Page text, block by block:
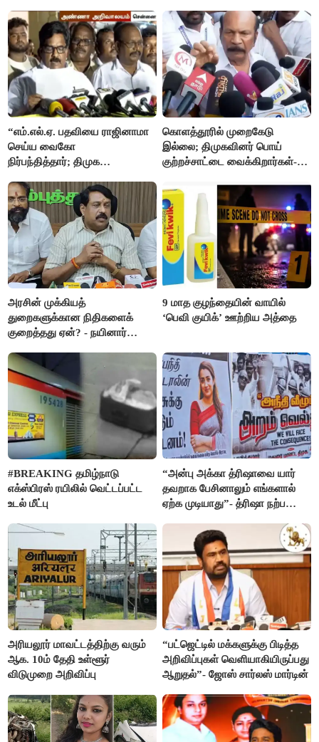
“எம்.எல்.ஏ. பதவியை ராஜினாமா
செய்ய வைகோ
நிர்பந்தித்தார்; திமுக
தொடர்கிறோம்”- மதிமுக
எம்.எல்.ஏக்கள் பரபரப்பு பேட்டி
கொளத்தூரில் முறைகேடு
இல்லை; திமுகவினர் பொய்
குற்றச்சாட்டை வைக்கிறார்கள்-
அரசின் முக்கியத்
துறைகளுக்கான நிதிகளைக்
குறைத்தது ஏன்? - நயினார்
9 மாத குழந்தையின் வாயில்
‘பெவி குயிக்’ ஊற்றிய அத்தை
#BREAKING தமிழ்நாடு
எக்ஸ்பிரஸ் ரயிலில் வெட்டப்பட்ட
உடல் மீட்பு
“அன்பு அக்கா த்ரிஷாவை யார்
தவறாக பேசினாலும் எங்களால்
ஏற்க முடியாது”- த்ரிஷா நற்பணி
அரியலூர் மாவட்டத்திற்கு வரும்
ஆக. 10ம் தேதி உள்ளூர்
விடுமுறை அறிவிப்பு
“பட்ஜெட்டில் மக்களுக்கு பிடித்த
அறிவிப்புகள் வெளியாகியிருப்பது
ஆறுதல்”- ஜோஸ் சார்லஸ் மார்டின்